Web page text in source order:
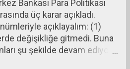
Bankası Para Politikası
üç karar açıkladı.
açıklayalım: (1)
değişikliğe gitmedi. Buna
şu şekilde devam ediyor: